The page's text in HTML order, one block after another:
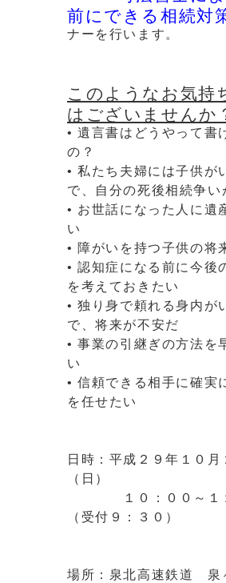
前にできる相続対
ナーを行います。
このようなお気持
はございませんか
• 遺言書はどうやって書
の？
• 私たち夫婦には子供が
で、自分の死後相続争い
• お世話になった人に遺
い
• 障がいを持つ子供の将
• 認知症になる前に今後
を考えておきたい
• 独り身で頼れる身内が
で、将来が不安だ
• 事業の引継ぎの方法を
い
• 信頼できる相手に確実
を任せたい
日時：平成２９年１０月
（日）
１０：００～１１
（受付９：３０）
場所：泉北高速鉄道 泉